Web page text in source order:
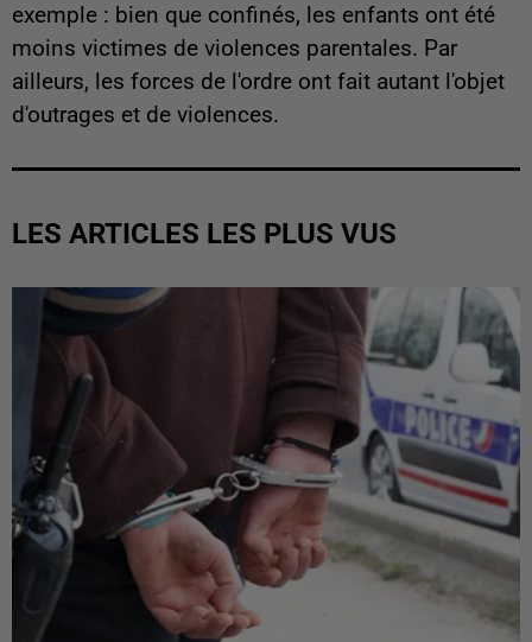
exemple : bien que confinés, les enfants ont été
moins victimes de violences parentales. Par
ailleurs, les forces de l'ordre ont fait autant l'objet
d'outrages et de violences.
LES ARTICLES LES PLUS VUS